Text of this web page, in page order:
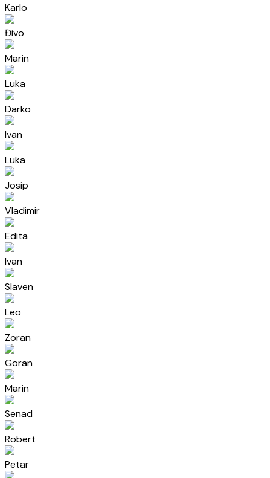
Karlo
Đivo
Marin
Luka
Darko
Ivan
Luka
Josip
Vladimir
Edita
Ivan
Slaven
Leo
Zoran
Goran
Marin
Senad
Robert
Petar